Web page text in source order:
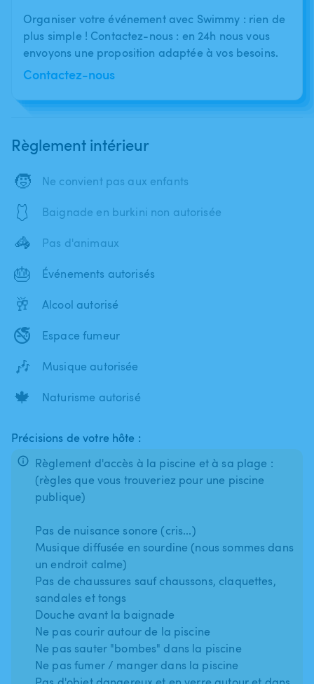
Organiser votre événement avec Swimmy : rien de
plus simple ! Contactez-nous : en 24h nous vous
envoyons une proposition adaptée à vos besoins.
Contactez-nous
Règlement intérieur
🧒 Ne convient pas aux enfants
🩱 Baignade en burkini non autorisée
🦓 Pas d'animaux
🎂 Événements autorisés
🥂 Alcool autorisé
🚭 Espace fumeur
🎶 Musique autorisée
🍁 Naturisme autorisé
Précisions de votre hôte :
Règlement d'accès à la piscine et à sa plage :
(règles que vous trouveriez pour une piscine
publique)
Pas de nuisance sonore (cris...)
Musique diffusée en sourdine (nous sommes dans
un endroit calme)
Pas de chaussures sauf chaussons, claquettes,
sandales et tongs
Douche avant la baignade
Ne pas courir autour de la piscine
Ne pas sauter "bombes" dans la piscine
Ne pas fumer / manger dans la piscine